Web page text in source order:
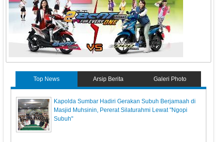
Top News Arsip Berita Galeri Photo
Kapolda Sumbar Hadiri Gerakan Subuh Berjamaah di
Masjid Muhsinin, Pererat Silaturahmi Lewat "Ngopi
Subuh"